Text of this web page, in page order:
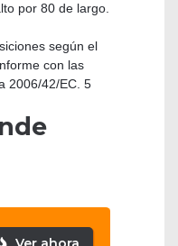
por 80 de largo.
según el
con las
2006/42/EC. 5